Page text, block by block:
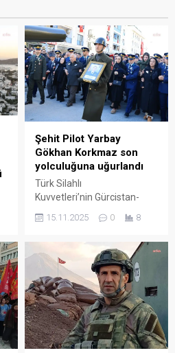
Şehit Pilot Yarbay
Gökhan Korkmaz son
yolculuğuna uğurlandı
Türk Silahlı
Kuvvetleri’nin Gürcistan-
“C130” tipi askeri kargo
Pilot Yarbay Gökhan
Korkmaz, Büyükçekmece
Kuba Camisi’nde son
yolculuğuna uğurlandı. Şehit
Hava Pilot Yarbay Gökhan
Korkmaz’ın (41) cenazesi,
Büyükçekmece’deki ailesinin
evinden helallik alınmasının
15.11.2025 0 8